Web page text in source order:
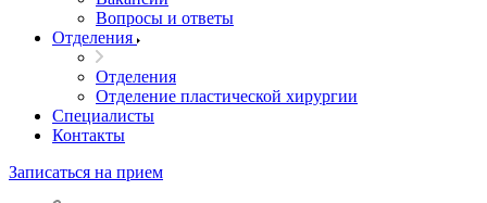
Вопросы и ответы
Отделения
Отделения
Отделение пластической хирургии
Специалисты
Контакты
Записаться на прием